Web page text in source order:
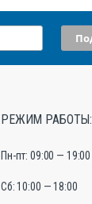
РЕЖИМ РАБОТЫ:
Пн-пт: 09:00 — 19:00
Сб: 10:00 — 18:00